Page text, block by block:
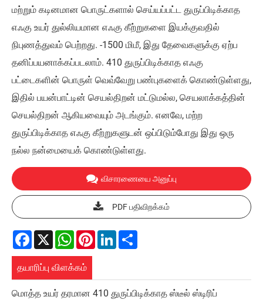
மற்றும் கடினமான பொருட்களால் செய்யப்பட்ட துருப்பிடிக்காத
எஃகு உயர் துல்லியமான எஃகு கீற்றுகளை இயக்குவதில்
நிபுணத்துவம் பெற்றது. -1500 மிமீ, இது தேவைகளுக்கு ஏற்ப
தனிப்பயனாக்கப்படலாம். 410 துருப்பிடிக்காத எஃகு
பட்டைகளின் பொருள் வெவ்வேறு பண்புகளைக் கொண்டுள்ளது,
இதில் பயன்பாட்டின் செயல்திறன் மட்டுமல்ல, செயலாக்கத்தின்
செயல்திறன் ஆகியவையும் அடங்கும். எனவே, மற்ற
துருப்பிடிக்காத எஃகு கீற்றுகளுடன் ஒப்பிடும்போது இது ஒரு
நல்ல நன்மையைக் கொண்டுள்ளது.
விசாரணையை அனுப்பு
PDF பதிவிறக்கம்
Facebook
X WhatsApp
PinterestLinkedIn
தயாரிப்பு விளக்கம்
மொத்த உயர் தரமான 410 துருப்பிடிக்காத ஸ்டீல் ஸ்டிரிப்